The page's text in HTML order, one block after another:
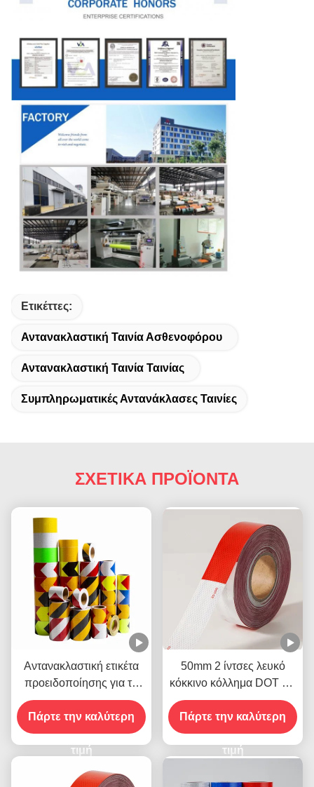
Ετικέττες:
Αντανακλαστική Ταινία Ασθενοφόρου
Αντανακλαστική Ταινία Ταινίας
Συμπληρωματικές Αντανάκλασες Ταινίες
ΣΧΕΤΙΚΑ ΠΡΟΪΟΝΤΑ
Αντανακλαστική ετικέτα
προειδοποίησης για τη
σύγχυση Βιοχρώμα
Μαύρο και Κίτρινο
Πάρτε την καλύτερη
τιμή
50mm 2 ίντσες λευκό
κόκκινο κόλλημα DOT C2
αντανακλαστική ταινία
ασφαλείας αυτοκόλλητα
σε φορτηγό για οχήματα
Πάρτε την καλύτερη
τιμή